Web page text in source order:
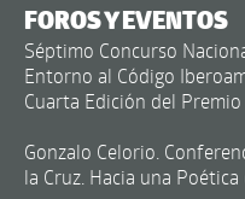
FOROS Y EVENTOS
Séptimo Concurso
Entorno al Código
Cuarta Edición del
Gonzalo Celorio.
la Cruz. Hacia una